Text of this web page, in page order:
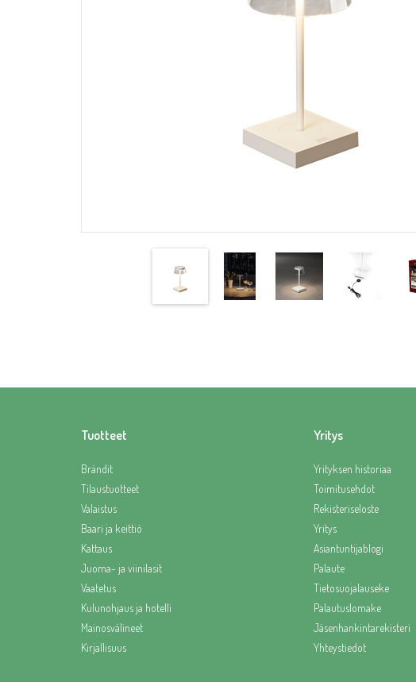
Tuotteet
Brändit
Tilaustuotteet
Valaistus
Baari ja keittiö
Kattaus
Juoma- ja viinilasit
Vaatetus
Kulunohjaus ja hotelli
Mainosvälineet
Kirjallisuus
Yritys
Yrityksen historiaa
Toimitusehdot
Rekisteriseloste
Yritys
Asiantuntijablogi
Palaute
Tietosuojalauseke
Palautuslomake
Jäsenhankintarekisteri
Yhteystiedot